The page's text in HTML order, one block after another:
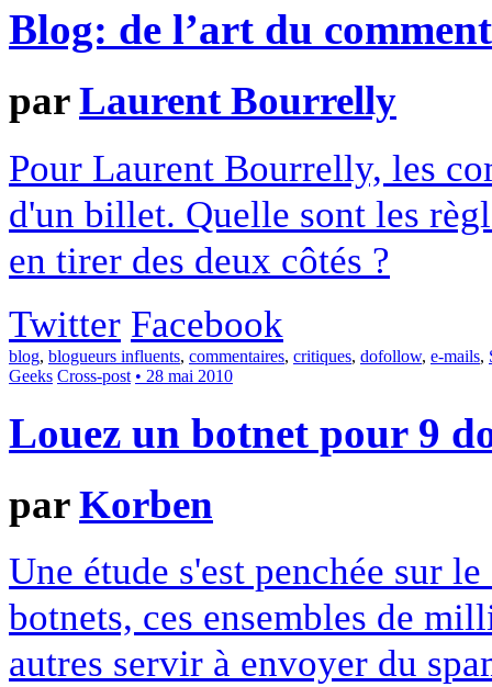
Blog: de l’art du
parLaurent Bourrelly
Pour Laurent Bourrelly, les
d'un billet. Quelle sont les
en tirer des deux côtés ?
Twitter Facebook
blog, blogueurs influents, commentaires, critiques, dofollow, e-mails,
Geeks Cross-post • 28 mai 2010
Louez un botnet pour 9
parKorben
Une étude s'est penchée sur
botnets, ces ensembles de
autres servir à envoyer du